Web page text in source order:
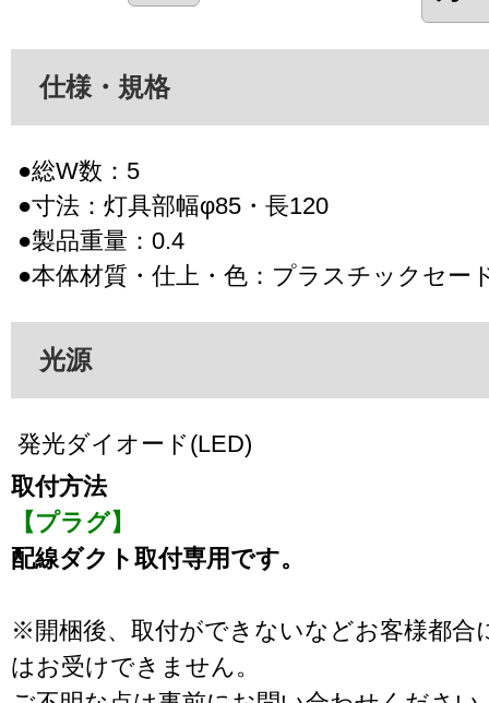
仕様・規格
●総W数：5
●寸法：灯具部幅φ85・長120
●製品重量：0.4
●本体材質・仕上・色：プラスチックセー
光源
発光ダイオード(LED)
取付方法
【プラグ】
配線ダクト取付専用です。
※開梱後、取付ができないなどお客様都合
はお受けできません。